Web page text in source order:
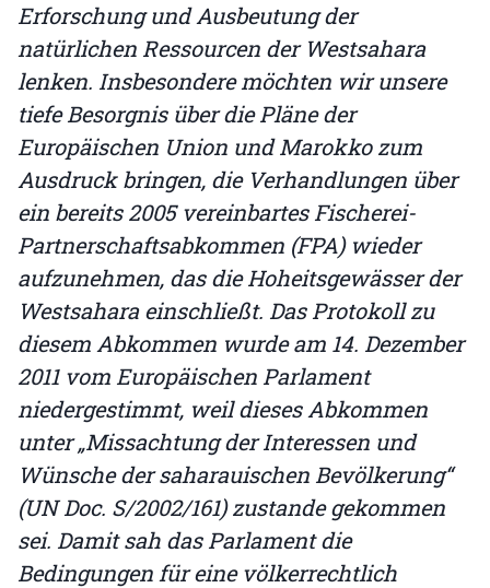
Erforschung und Ausbeutung der
natürlichen Ressourcen der Westsahara
lenken. Insbesondere möchten wir unsere
tiefe Besorgnis über die Pläne der
Europäischen Union und Marokko zum
Ausdruck bringen, die Verhandlungen über
ein bereits 2005 vereinbartes Fischerei-
Partnerschaftsabkommen (FPA) wieder
aufzunehmen, das die Hoheitsgewässer der
Westsahara einschließt. Das Protokoll zu
diesem Abkommen wurde am 14. Dezember
2011 vom Europäischen Parlament
niedergestimmt, weil dieses Abkommen
unter „Missachtung der Interessen und
Wünsche der saharauischen Bevölkerung“
(UN Doc. S/2002/161) zustande gekommen
sei. Damit sah das Parlament die
Bedingungen für eine völkerrechtlich